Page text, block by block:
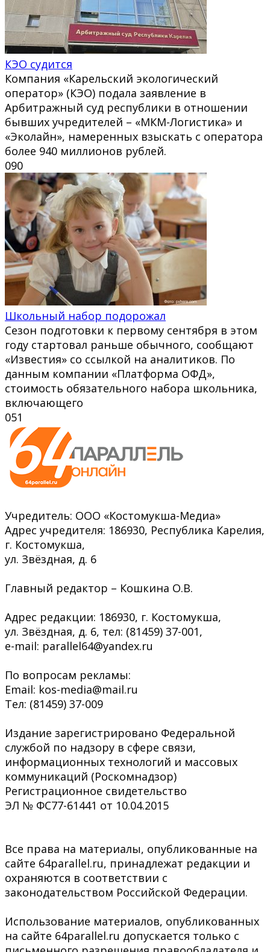
КЭО судится
Компания «Карельский экологический
оператор» (КЭО) подала заявление в
Арбитражный суд республики в отношении
бывших учредителей – «МКМ-Логистика» и
«Эколайн», намеренных взыскать с оператора
более 940 миллионов рублей.
090
Школьный набор подорожал
Сезон подготовки к первому сентября в этом
году стартовал раньше обычного, сообщают
«Известия» со ссылкой на аналитиков. По
данным компании «Платформа ОФД»,
стоимость обязательного набора школьника,
включающего
051
Учредитель: ООО «Костомукша-Медиа»
Адрес учредителя: 186930, Республика Карелия,
г. Костомукша,
ул. Звёздная, д. 6
Главный редактор – Кошкина О.В.
Адрес редакции: 186930, г. Костомукша,
ул. Звёздная, д. 6, тел: (81459) 37-001,
e-mail: parallel64@yandex.ru
По вопросам рекламы:
Email: kos-media@mail.ru
Тел: (81459) 37-009
Издание зарегистрировано Федеральной
службой по надзору в сфере связи,
информационных технологий и массовых
коммуникаций (Роскомнадзор)
Регистрационное свидетельство
ЭЛ № ФС77-61441 от 10.04.2015
Все права на материалы, опубликованные на
сайте 64parallel.ru, принадлежат редакции и
охраняются в соответствии с
законодательством Российской Федерации.
Использование материалов, опубликованных
на сайте 64parallel.ru допускается только с